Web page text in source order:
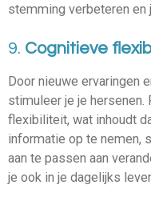
stemming verbeteren en
9. Cognitieve
Door nieuwe ervaringen
stimuleer je je
flexibiliteit, wat inhoudt
informatie op te nemen,
aan te passen aan
je ook in je dagelijks